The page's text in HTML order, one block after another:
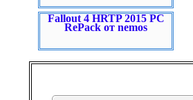
Fallout 4 HRTP 2015 PC
RePack от nemos